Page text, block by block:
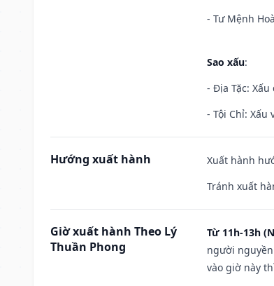
- Tư Mệnh
Sao xấu:
- Địa Tặc:
- Tội Chỉ: Xấu
Hướng xuất hành
Xuất hành
Tránh xuất
Giờ xuất hành Theo Lý
Thuần Phong
Từ 11h-13h
người
vào giờ này